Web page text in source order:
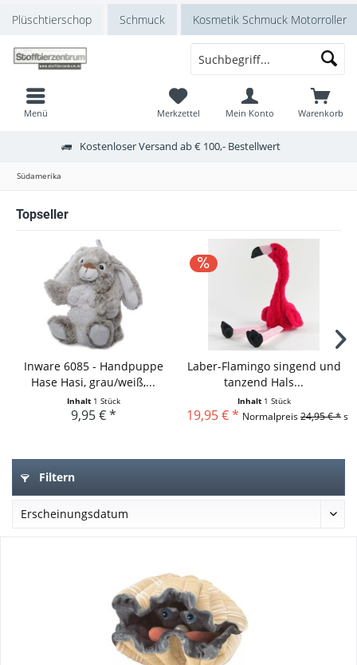
Plüschtierschop Schmuck Kosmetik Schmuck Motorroller
Menü Warenkorb
Merkzettel Mein Konto
Kostenloser Versand ab € 100,- Bestellwert
Südamerika
Topseller
Inware 6085 - Handpuppe
Hase Hasi, grau/weiß,...
Inhalt 1 Stück
9,95 € *
Laber-Flamingo singend und
tanzend Hals...
Inhalt 1 Stück
19,95 € * Normalpreis24,95 € *
Filtern